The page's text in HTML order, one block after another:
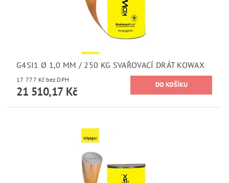
G4SI1 Ø 1,0 MM / 250 KG SVAŘOVACÍ DRÁT KOWAX
17 777 Kč bez DPH
21 510,17 Kč